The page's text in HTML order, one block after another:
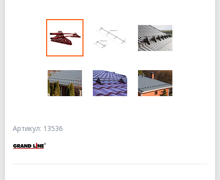
Артикул: 13536